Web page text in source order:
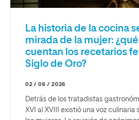
La historia de la cocina
mirada de la mujer:
cuentan los recetarios
Siglo de Oro?
02 / 06 / 2026
Detrás de los tratadistas
XVI al XVIII existió una voz culinaria